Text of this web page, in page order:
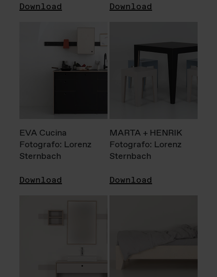
Download Download
EVA Cucina
Fotografo: Lorenz
Sternbach
Download
MARTA + HENRIK
Fotografo: Lorenz
Sternbach
Download